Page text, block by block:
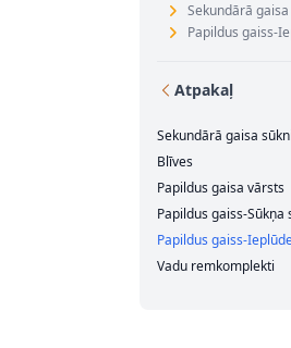
Sekundārā
Papildus gaiss-
Atpakaļ
Sekundārā gaisa
Blīves
Papildus gaisa vārsts
Papildus gaiss-Sūkņa
Papildus gaiss-
Vadu remkomplekti